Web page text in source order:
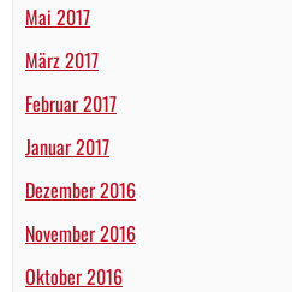
Mai 2017
März 2017
Februar 2017
Januar 2017
Dezember 2016
November 2016
Oktober 2016